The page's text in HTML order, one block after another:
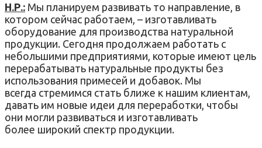
Н.Р.: Мы планируем развивать то направление, в
котором сейчас работаем, – изготавливать
оборудование для производства натуральной
продукции. Сегодня продолжаем работать с
небольшими предприятиями, которые имеют цель
перерабатывать натуральные продукты без
использования примесей и добавок. Мы
всегда стремимся стать ближе к нашим клиентам,
давать им новые идеи для переработки, чтобы
они могли развиваться и изготавливать
более широкий спектр продукции.